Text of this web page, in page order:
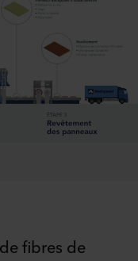
fibres de